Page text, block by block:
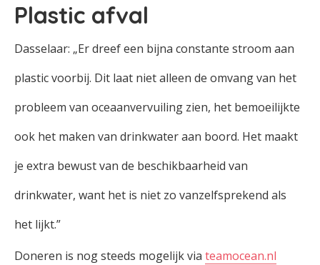
Plastic afval
Dasselaar: „Er dreef een bijna constante stroom aan
plastic voorbij. Dit laat niet alleen de omvang van het
probleem van oceaanvervuiling zien, het bemoeilijkte
ook het maken van drinkwater aan boord. Het maakt
je extra bewust van de beschikbaarheid van
drinkwater, want het is niet zo vanzelfsprekend als
het lijkt.”
Doneren is nog steeds mogelijk via teamocean.nl